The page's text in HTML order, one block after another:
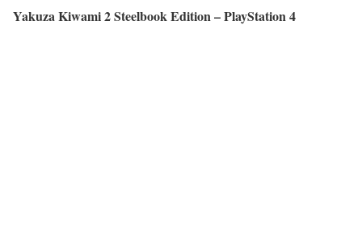
Yakuza Kiwami 2 Steelbook Edition – PlayStation 4